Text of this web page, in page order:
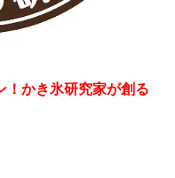
！かき氷研究家が創る